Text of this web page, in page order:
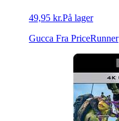
49,95 kr.På lager
Gucca Fra PriceRunner